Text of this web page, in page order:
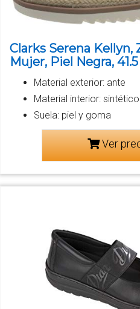
Clarks Serena Kellyn,
Mujer, Piel Negra,
Material exterior: ante
Material interior: sintético
Suela: piel y goma
Ver